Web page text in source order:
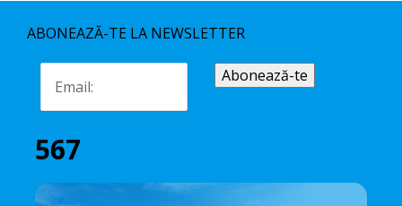
ABONEAZĂ-TE LA NEWSLETTER
567